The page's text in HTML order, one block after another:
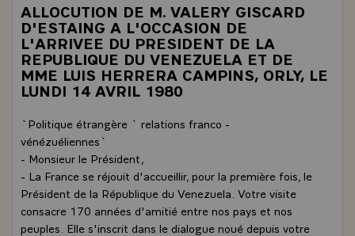
ALLOCUTION DE M. VALERY GISCARD
D'ESTAING A L'OCCASION DE
L'ARRIVEE DU PRESIDENT DE LA
REPUBLIQUE DU VENEZUELA ET DE
MME LUIS HERRERA CAMPINS, ORLY, LE
LUNDI 14 AVRIL 1980
`Politique étrangère ` relations franco -
vénézuéliennes`
- Monsieur le Président,
- La France se réjouit d'accueillir, pour la première fois, le
Président de la République du Venezuela. Votre visite
consacre 170 années d'amitié entre nos pays et nos
peuples. Elle s'inscrit dans le dialogue noué depuis votre